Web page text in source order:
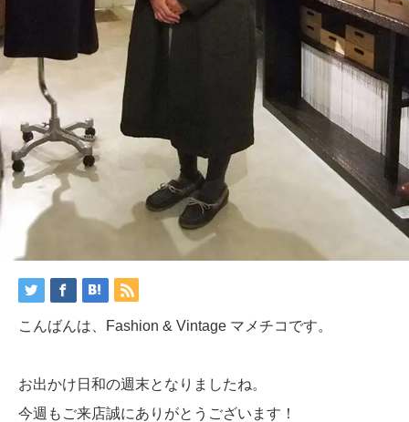
こんばんは、Fashion & Vintage マメチコです。
お出かけ日和の週末となりましたね。
今週もご来店誠にありがとうございます！